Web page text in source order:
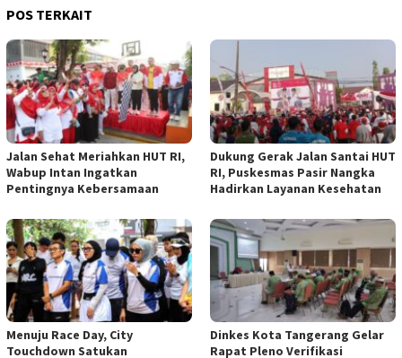
POS TERKAIT
Jalan Sehat Meriahkan HUT RI,
Wabup Intan Ingatkan
Pentingnya Kebersamaan
Dukung Gerak Jalan Santai HUT
RI, Puskesmas Pasir Nangka
Hadirkan Layanan Kesehatan
Menuju Race Day, City
Touchdown Satukan
Dinkes Kota Tangerang Gelar
Rapat Pleno Verifikasi